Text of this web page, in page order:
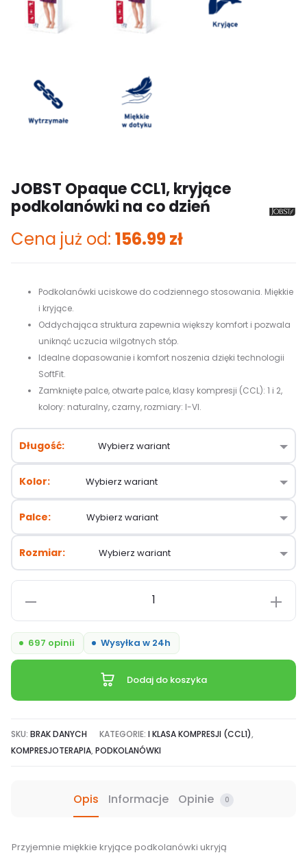
JOBST Opaque CCL1, kryjące
podkolanówki na co dzień
Cena już od:156.99zł
Podkolanówki uciskowe do codziennego stosowania. Miękkie
i kryjące​.
Oddychająca struktura zapewnia większy komfort i pozwala
uniknąć uczucia wilgotnych stóp​.
Idealne dopasowanie i komfort noszenia dzięki technologii
SoftFit.
Zamknięte palce, otwarte palce, klasy kompresji (CCL): 1 i 2,
kolory: naturalny, czarny, rozmiary: I-VI.
Długość
Kolor
Palce
Rozmiar
697 opinii Wysyłka w 24h
Opaque
CCL1,
co
dzień
Dodaj do koszyka
SKU:BRAK DANYCH KATEGORIE:I KLASA KOMPRESJI (CCL1),
KOMPRESJOTERAPIA,PODKOLANÓWKI
Opis Informacje Opinie 0
Przyjemnie miękkie kryjące podkolanówki ukryją